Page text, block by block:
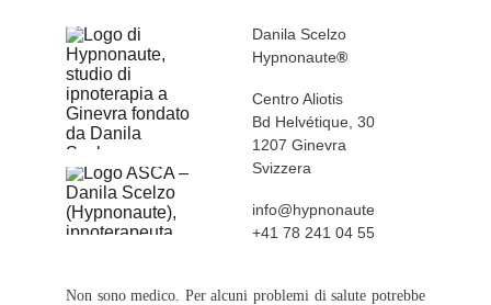
Centro Aliotis
Bd Helvétique, 30
1207 Ginevra
Svizzera
Non sono medico. Per alcuni problemi di salute potrebbe
info@hypnonaute
+41 78 241 04 55
Danila Scelzo
Hypnonaute®